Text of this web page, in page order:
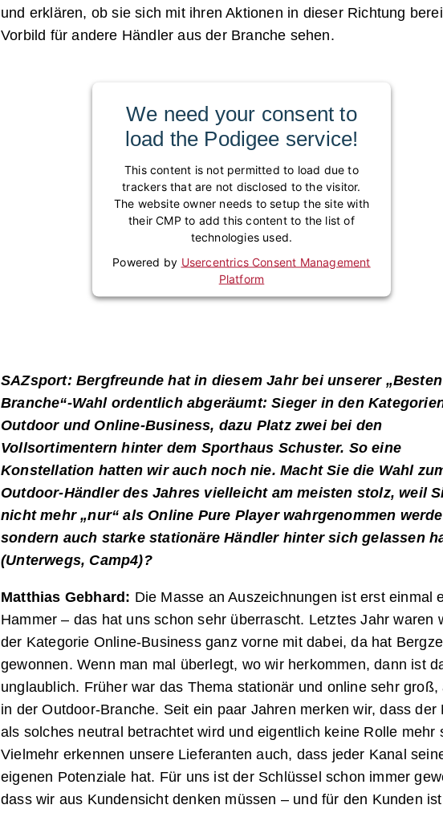
und erklären, ob sie sich mit ihren Aktionen in dieser Richtung
Vorbild für andere Händler aus der Branche sehen.
We need your consent to
load the Podigee service!
This content is not permitted to load due to
trackers that are not disclosed to the visitor.
The website owner needs to setup the site with
their CMP to add this content to the list of
technologies used.
Powered by Usercentrics Consent Management
Platform
SAZsport: Bergfreunde hat in diesem Jahr bei unserer
Branche“-Wahl ordentlich abgeräumt: Sieger in den
Outdoor und Online-Business, dazu Platz zwei bei den
Vollsortimentern hinter dem Sporthaus Schuster. So eine
Konstellation hatten wir auch noch nie. Macht Sie die Wahl
Outdoor-Händler des Jahres vielleicht am meisten stolz, weil
nicht mehr „nur“ als Online Pure Player wahrgenommen
sondern auch starke stationäre Händler hinter sich gelassen
(Unterwegs, Camp4)?
Matthias Gebhard: Die Masse an Auszeichnungen ist erst einmal
Hammer – das hat uns schon sehr überrascht. Letztes Jahr waren
der Kategorie Online-Business ganz vorne mit dabei, da hat
gewonnen. Wenn man mal überlegt, wo wir herkommen, dann ist
unglaublich. Früher war das Thema stationär und online sehr groß,
in der Outdoor-Branche. Seit ein paar Jahren merken wir, dass der
als solches neutral betrachtet wird und eigentlich keine Rolle mehr
Vielmehr erkennen unsere Lieferanten auch, dass jeder Kanal
eigenen Potenziale hat. Für uns ist der Schlüssel schon immer
dass wir aus Kundensicht denken müssen – und für den Kunden